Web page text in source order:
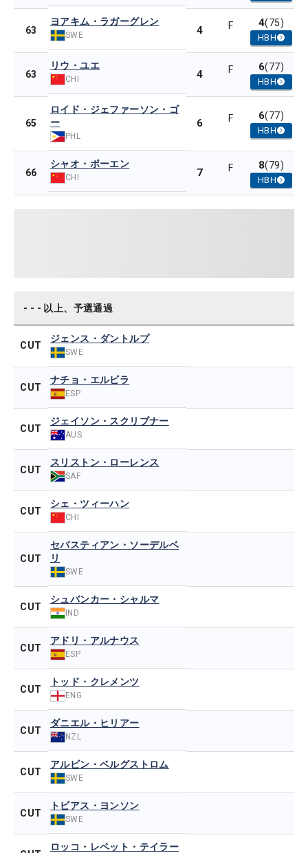
63
ヨアキム・ラガーグレン
SWE 4 F 4(75)
HBH
63
リウ・ユエ
CHI 4 F 6(77)
HBH
65
ロイド・ジェファーソン・ゴ
ー
PHL
6 F 6(77)
HBH
66
シャオ・ボーエン
CHI 7 F 8(79)
HBH
- - - 以上、予選通過
CUT
ジェンス・ダントルプ
SWE
CUT
ナチョ・エルビラ
ESP
CUT
ジェイソン・スクリブナー
AUS
CUT
スリストン・ローレンス
SAF
CUT
シェ・ツィーハン
CHI
CUT
セバスティアン・ソーデルベ
リ
SWE
CUT
シュバンカー・シャルマ
IND
CUT
アドリ・アルナウス
ESP
CUT
トッド・クレメンツ
ENG
CUT
ダニエル・ヒリアー
NZL
CUT
アルビン・ベルグストロム
SWE
CUT
トビアス・ヨンソン
SWE
ロッコ・レペット・テイラー